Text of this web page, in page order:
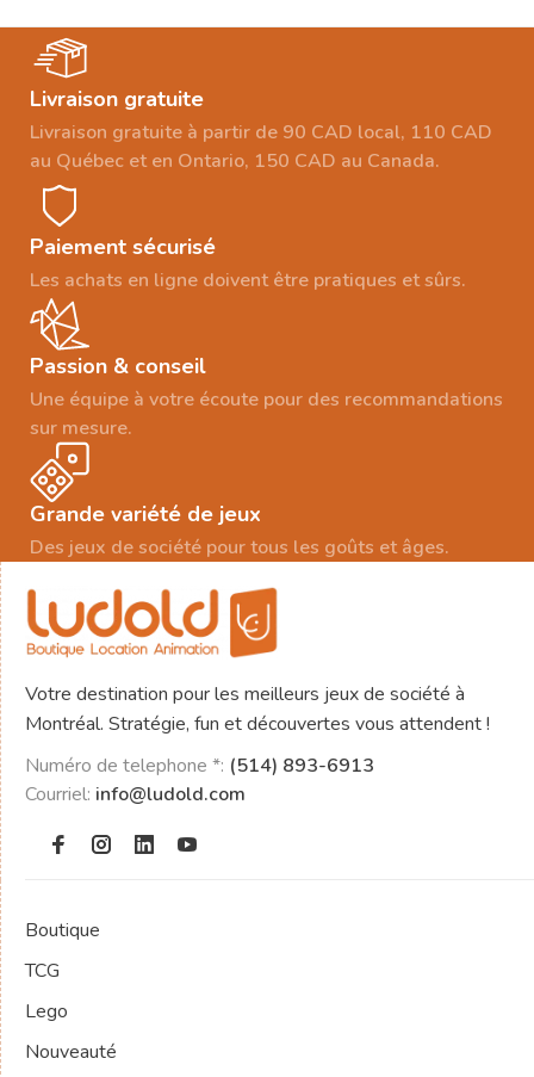
Livraison gratuite
Livraison gratuite à partir de 90 CAD local, 110 CAD
au Québec et en Ontario, 150 CAD au Canada.
Paiement sécurisé
Les achats en ligne doivent être pratiques et sûrs.
Passion & conseil
Une équipe à votre écoute pour des recommandations
sur mesure.
Grande variété de jeux
Des jeux de société pour tous les goûts et âges.
Votre destination pour les meilleurs jeux de société à
Montréal. Stratégie, fun et découvertes vous attendent !
Numéro de telephone *: (514) 893-6913
Courriel: info@ludold.com
Boutique
TCG
Lego
Nouveauté